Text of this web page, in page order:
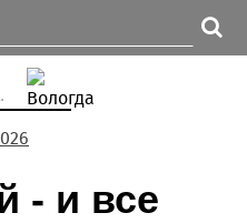
- и все